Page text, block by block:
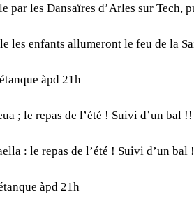
par les Dansaïres d’Arles sur Tech,
les enfants allumeront le feu de la
àpd 21h
; le repas de l’été ! Suivi d’un bal !!
: le repas de l’été ! Suivi d’un bal
àpd 21h